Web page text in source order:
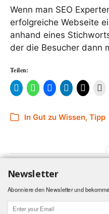
Wenn man SEO
erfolgreiche Webseite
anhand eines
der die Besucher dann
Teilen:
In Gut zu Wissen, Tipp
© 2026kilikoi
Newsletter
Abonniere den Newsletter und